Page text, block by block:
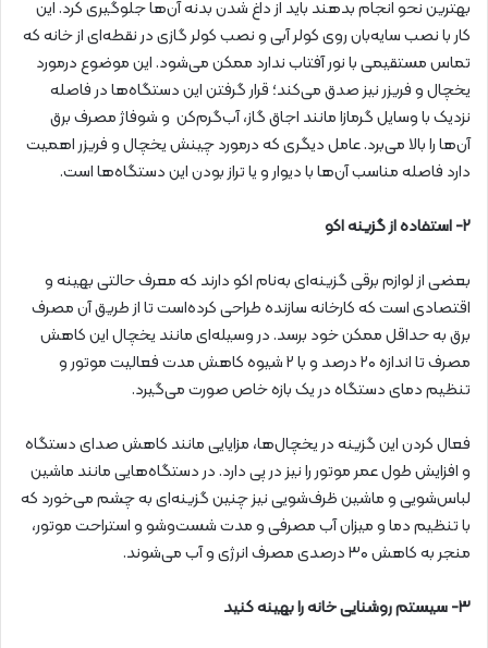
بهترین نحو انجام بدهند باید از داغ شدن بدنه آن‌ها جلوگیری کرد. این
کار با نصب سایه‌بان روی کولر آبی و نصب کولر گازی در نقطه‌ای از خانه که
تماس مستقیمی با نور آفتاب ندارد ممکن می‌شود. این موضوع درمورد
یخچال و فریزر نیز صدق می‌کند؛ قرار گرفتن این دستگاه‌ها در فاصله
نزدیک با وسایل گرمازا مانند اجاق گاز، آب‌گرم‌کن و شوفاژ مصرف برق
آن‌ها را بالا می‌برد. عامل دیگری که درمورد چینش یخچال و فریزر اهمیت
دارد فاصله مناسب آن‌ها با دیوار و یا تراز بودن این دستگاه‌ها است.
۲- استفاده از گزینه اکو
بعضی از لوازم برقی گزینه‌ای به‌نام اکو دارند که معرف حالتی بهینه و
اقتصادی است که کارخانه سازنده طراحی کرده‌است تا از طریق آن مصرف
برق به حداقل ممکن خود برسد. در وسیله‌ای مانند یخچال این کاهش
مصرف تا اندازه ۲۰ درصد و با ۲ شیوه کاهش مدت فعالیت موتور و
تنظیم دمای دستگاه در یک بازه خاص صورت می‌گیرد.
فعال کردن این گزینه در یخچال‌ها، مزایایی مانند کاهش صدای دستگاه
و افزایش طول عمر موتور را نیز در پی دارد. در دستگاه‌هایی مانند ماشین
لباس‌شویی و ماشین ظرف‌شویی نیز چنین گزینه‌ای به چشم می‌خورد که
با تنظیم دما و میزان آب مصرفی و مدت شست‌وشو و استراحت موتور،
منجر به کاهش ۳۰ درصدی مصرف انرژی و آب می‌شوند.
۳- سیستم روشنایی خانه را بهینه کنید